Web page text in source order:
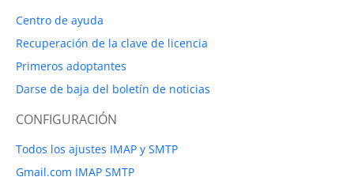
Centro de ayuda
Recuperación de la clave de licencia
Primeros adoptantes
Darse de baja del boletín de noticias
CONFIGURACIÓN
Todos los ajustes IMAP y SMTP
Gmail.com IMAP SMTP